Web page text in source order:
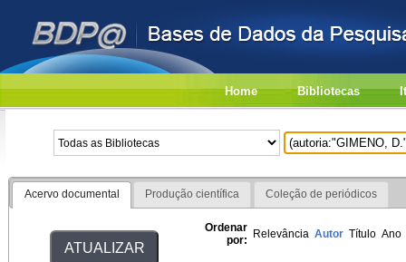
Home Bibliotecas
Acervo documental Produção científica Coleção de periódicos
Ordenar
por: Relevância Autor Título Ano